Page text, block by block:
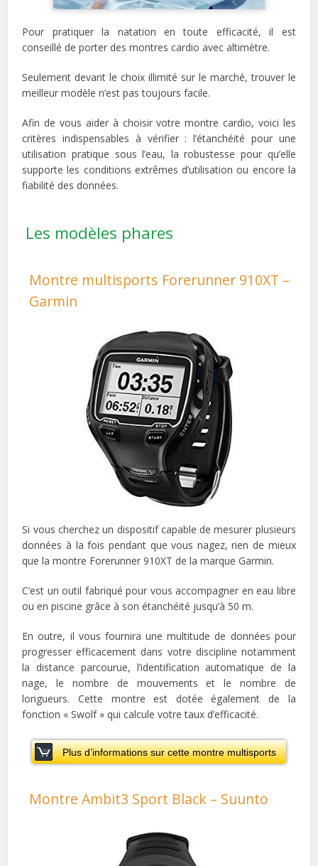
Pour pratiquer la natation en toute efficacité, il est
conseillé de porter des montres cardio avec altimètre.
Seulement devant le choix illimité sur le marché, trouver le
meilleur modèle n’est pas toujours facile.
Afin de vous aider à choisir votre montre cardio, voici les
critères indispensables à vérifier : l’étanchéité pour une
utilisation pratique sous l’eau, la robustesse pour qu’elle
supporte les conditions extrêmes d’utilisation ou encore la
fiabilité des données.
Les modèles phares
Montre multisports Forerunner 910XT –
Garmin
Si vous cherchez un dispositif capable de mesurer plusieurs
données à la fois pendant que vous nagez, rien de mieux
que la montre Forerunner 910XT de la marque Garmin.
C’est un outil fabriqué pour vous accompagner en eau libre
ou en piscine grâce à son étanchéité jusqu’à 50 m.
En outre, il vous fournira une multitude de données pour
progresser efficacement dans votre discipline notamment
la distance parcourue, l’identification automatique de la
nage, le nombre de mouvements et le nombre de
longueurs. Cette montre est dotée également de la
fonction « Swolf » qui calcule votre taux d’efficacité.
Plus d’informations sur cette montre multisports
Montre Ambit3 Sport Black – Suunto